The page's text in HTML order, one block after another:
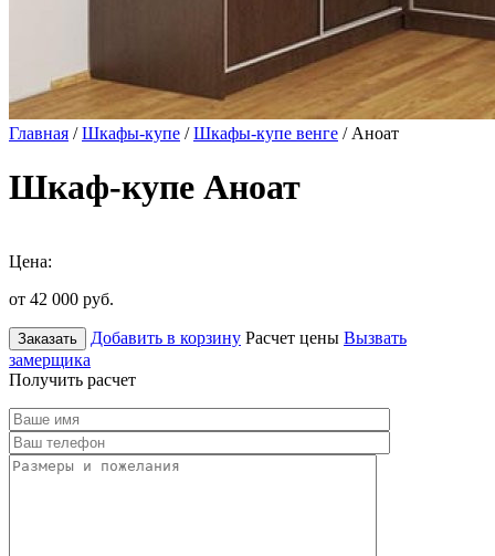
Главная /Шкафы-купе /Шкафы-купе венге / Аноат
Шкаф-купе Аноат
Цена:
от 42 000 руб.
Заказать Добавить в корзину Расчет цены Вызвать
замерщика
Получить расчет